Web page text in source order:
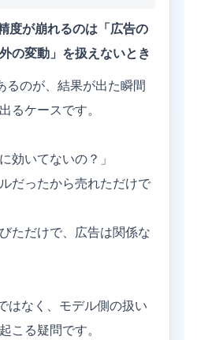
度が崩れるのは「広告の
の変動」を扱えないとき
るのが、結果が出た瞬間
るケースです。
効いてないの？」
だったから売れただけで
ただけで、広告は関係な
はなく、モデル側の扱い
こる疑問です。